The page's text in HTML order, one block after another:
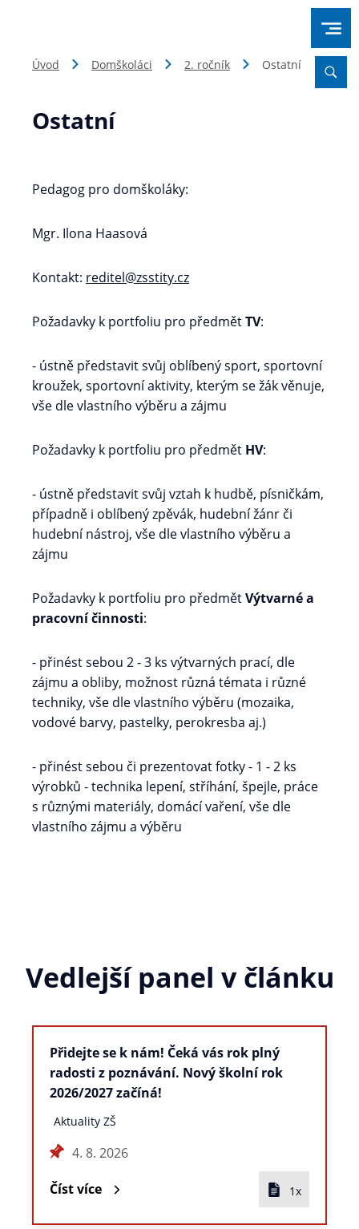
Úvod Domškoláci 2. ročník Ostatní
Ostatní
Pedagog pro domškoláky:
Mgr. Ilona Haasová
Kontakt: reditel@zsstity.cz
Požadavky k portfoliu pro předmětTV:
- ústně představit svůj oblíbený sport, sportovní
kroužek, sportovní aktivity, kterým se žák věnuje,
vše dle vlastního výběru a zájmu
Požadavky k portfoliu pro předmět HV:
- ústně představit svůj vztah k hudbě, písničkám,
případně i oblíbený zpěvák, hudební žánr či
hudební nástroj, vše dle vlastního výběru a
zájmu
Požadavky k portfoliu pro předmětVýtvarné a
pracovní činnosti:
- přinést sebou 2 - 3 ks výtvarných prací, dle
zájmu a obliby, možnost různá témata i různé
techniky, vše dle vlastního výběru (mozaika,
vodové barvy, pastelky, perokresba aj.)
- přinést sebou či prezentovat fotky - 1 - 2 ks
výrobků - technika lepení, stříhání, špejle, práce
s různými materiály, domácí vaření, vše dle
vlastního zájmu a výběru
Vedlejší panel v článku
Přidejte se k nám! Čeká vás rok plný
radosti z poznávání. Nový školní rok
2026/2027 začíná!
Aktuality ZŠ
4. 8. 2026
Číst více 1x